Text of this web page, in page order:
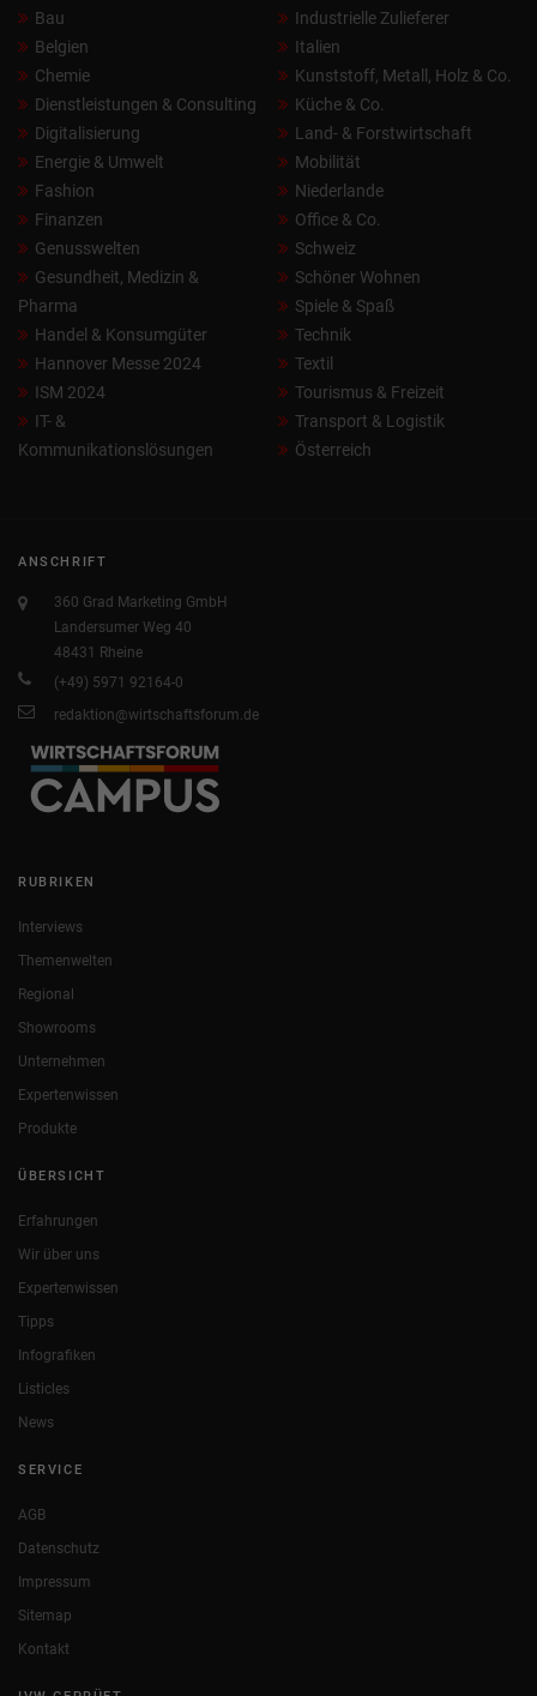
Bau
Belgien
Chemie
Dienstleistungen & Consulting
Digitalisierung
Energie & Umwelt
Fashion
Finanzen
Genusswelten
Gesundheit, Medizin &
Pharma
Handel & Konsumgüter
Hannover Messe 2024
ISM 2024
IT- &
Kommunikationslösungen
Industrielle Zulieferer
Italien
Kunststoff, Metall, Holz & Co.
Küche & Co.
Land- & Forstwirtschaft
Mobilität
Niederlande
Office & Co.
Schweiz
Schöner Wohnen
Spiele & Spaß
Technik
Textil
Tourismus & Freizeit
Transport & Logistik
Österreich
ANSCHRIFT
360 Grad Marketing GmbH
Landersumer Weg 40
48431 Rheine
(+49) 5971 92164-0
redaktion@wirtschaftsforum.de
RUBRIKEN
Interviews
Themenwelten
Regional
Showrooms
Unternehmen
Expertenwissen
Produkte
ÜBERSICHT
Erfahrungen
Wir über uns
Expertenwissen
Tipps
Infografiken
Listicles
News
SERVICE
AGB
Datenschutz
Impressum
Sitemap
Kontakt